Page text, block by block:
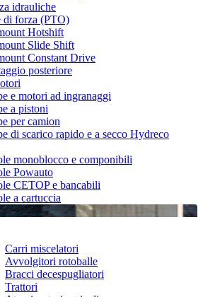
idrauliche
di forza (PTO)
Hotshift
Slide Shift
Constant Drive
posteriore
e motori ad ingranaggi
a pistoni
per camion
di scarico rapido e a secco Hydreco
monoblocco e componibili
Powauto
CETOP e bancabili
a cartuccia
Carri miscelatori
Avvolgitori rotoballe
Bracci decespugliatori
Trattori